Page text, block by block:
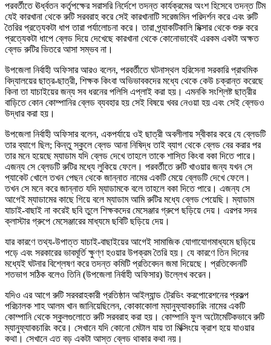
পরবর্তীতে ঊর্ধ্বতন কর্তৃপক্ষের সরাসরি নির্দেশে তদন্ত কার্যক্রমের অংশ হিসেবে তদন্ত টিম
যেই কারখানা থেকে রুটি সরবরাহ করে সেই কারখানাটি সরেজমিন পরিদর্শন করে এবং রুটি
তৈরির প্রত্যেকটা ধাপ তারা পর্যালোচনা করে। তারা প্র্যাকটিকালি মিক্সার থেকে শুরু করে
প্রত্যেকটা ধাপে ব্লেড দিয়ে দেখেছে কারখানা থেকে কোনোভাবেই এরকম একটা অক্ষত
ব্লেড রুটির ভিতরে আসা সম্ভব না।
উপজেলা নির্বাহী অফিসার আরও বলেন, পরবর্তীতে ঘটনাস্থল হরিসেনা সরকারি প্রাথমিক
বিদ্যালয়ের ছাত্র-ছাত্রী, শিক্ষক কিংবা অভিভাবকদের মধ্যে থেকে কেউ চক্রান্ত করেছে
কিনা তা যাচাইয়ের জন্য সব ধরনের পলিসি এপ্লাই করা হয়। এমনকি সংশ্লিষ্ট ছাত্রীর
বাড়িতে কোন কোম্পানির ব্লেড ব্যবহার হয় সেই বিষয়ে খবর নেওয়া হয় এবং সেই ব্লেডও
উদ্ধার করা হয়।
উপজেলা নির্বাহী অফিসার বলেন, একপর্যায়ে ওই ছাত্রী অবলীলায় স্বীকার করে যে ব্লেডটি
তার ব্যাগে ছিল; কিন্তু স্কুলে ব্লেড আনা নিষিদ্ধ তাই ব্যাগ থেকে ব্লেড বের করার পর
তার মনে হয়েছে ম্যাডাম যদি ব্লেড দেখে তাহলে তাকে শাস্তি কিংবা বকা দিতে পারে।
এজন্য সে ব্লেডটি রুটির মধ্যে লুকিয়ে ফেলে। পরবর্তীতে রুটি খাওয়ার জন্য যখন সে
প্যাকেট খোলে তখন পেছন থেকে জান্নাত নামের একটি মেয়ে ব্লেডটি দেখে ফেলে।
তখন সে মনে করে জান্নাত যদি ম্যাডামকে বলে তাহলে বকা দিতে পারে। এজন্য সে
আগেই ম্যাডামের কাছে গিয়ে বলে ম্যাডাম আমি রুটির মধ্যে ব্লেড পেয়েছি। ম্যাডাম
যাচাই-বাছাই না করেই ছবি তুলে শিক্ষকদের মেসেঞ্জার গ্রুপে ছড়িয়ে দেয়। এরপর সদর
ক্লাস্টার গ্রুপে মেসেঞ্জারের মাধ্যমে ছবিটি ছড়িয়ে দেয়।
যার কারণে তথ্য-উপাত্ত যাচাই-বাছাইয়ের আগেই সামাজিক যোগাযোগমাধ্যমে ছড়িয়ে
পড়ে এবং সরকারের ভাবমূর্তি ক্ষুণ্ণ হওয়ার উপক্রম তৈরি হয়। যে কারণে তিন দিনের
মধ্যেই ঘটনার বিশ্লেষণ করে তদন্ত কমিটি প্রতিবেদন জমা দিয়েছে। প্রতিবেদনটি
শতভাগ সঠিক বলেও তিনি (উপজেলা নির্বাহী অফিসার) উল্লেখ করেন।
যদিও এর আগে রুটি সরবরাহকারী প্রতিষ্ঠান আইল্যান্ড ট্রেডিং করপোরেশনের প্রকল্প
পরিচালক শাহ আলম খান জানিয়েছিলেন, কোকাকোলা ম্যানুফ্যাকচারিং নামের একটি
কোম্পানি থেকে স্কুলগুলোতে রুটি সরবরাহ করা হয়। কোম্পানি ফুল অটোমেটিকভাবে রুটি
ম্যানুফ্যাকচারিং করে। সেখানে যদি কোনো মেটাল যায় তা মিক্সিংয়ে ক্রাশ হয়ে যাওয়ার
কথা। সেখানে এত বড় একটা আস্ত ব্লেড থাকার কথা নয়।